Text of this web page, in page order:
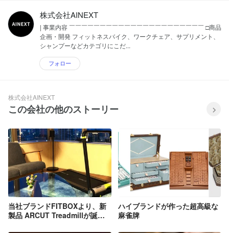
株式会社AINEXT
| 事業内容 ￣￣￣￣￣￣￣￣￣￣￣￣￣￣￣￣￣￣￣￣￣￣ □商品
企画・開発 フィットネスバイク、ワークチェア、サプリメント、
シャンプーなどカテゴリにこだ...
フォロー
株式会社AINEXT
この会社の他のストーリー
当社ブランドFITBOXより、新
製品 ARCUT Treadmillが誕生
ハイブランドが作った超高級な
麻雀牌